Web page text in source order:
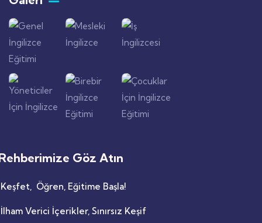
Göz Atın
Keşfet, Öğren, Eğitime Başla!
İlham Verici İçerikler, Sınırsız Keşif